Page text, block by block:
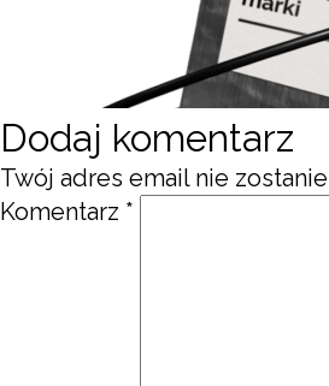
Dodaj komentarz
Twój adres email nie
Komentarz *